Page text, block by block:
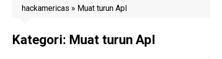
hackamericas » Muat turun Apl
Kategori: Muat turun Apl